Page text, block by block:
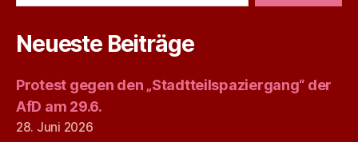
Neueste Beiträge
Protest gegen den „Stadtteilspaziergang“ der
AfD am 29.6.
28. Juni 2026